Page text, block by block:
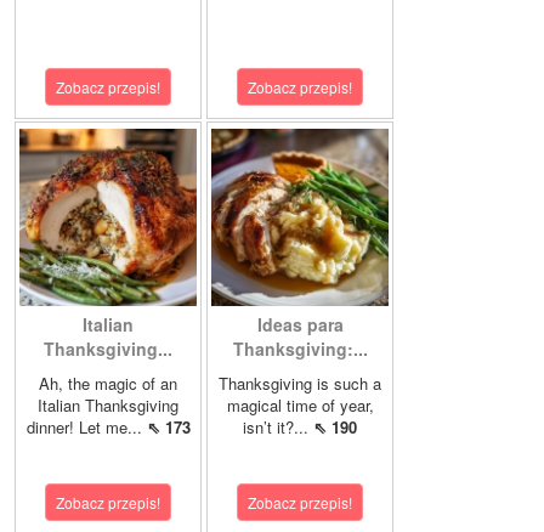
Zobacz przepis! Zobacz przepis!
Italian
Thanksgiving...
Ah, the magic of an
Italian Thanksgiving
dinner! Let me... ⇖ 173
Zobacz przepis!
Ideas para
Thanksgiving:...
Thanksgiving is such a
magical time of year,
isn’t it?... ⇖ 190
Zobacz przepis!